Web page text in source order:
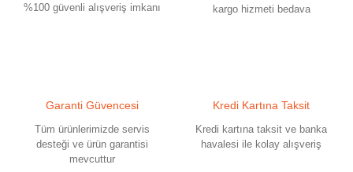
%100 güvenli alışveriş imkanı
kargo hizmeti bedava
Garanti Güvencesi
Tüm ürünlerimizde servis
desteği ve ürün garantisi
mevcuttur
Kredi Kartına Taksit
Kredi kartına taksit ve banka
havalesi ile kolay alışveriş